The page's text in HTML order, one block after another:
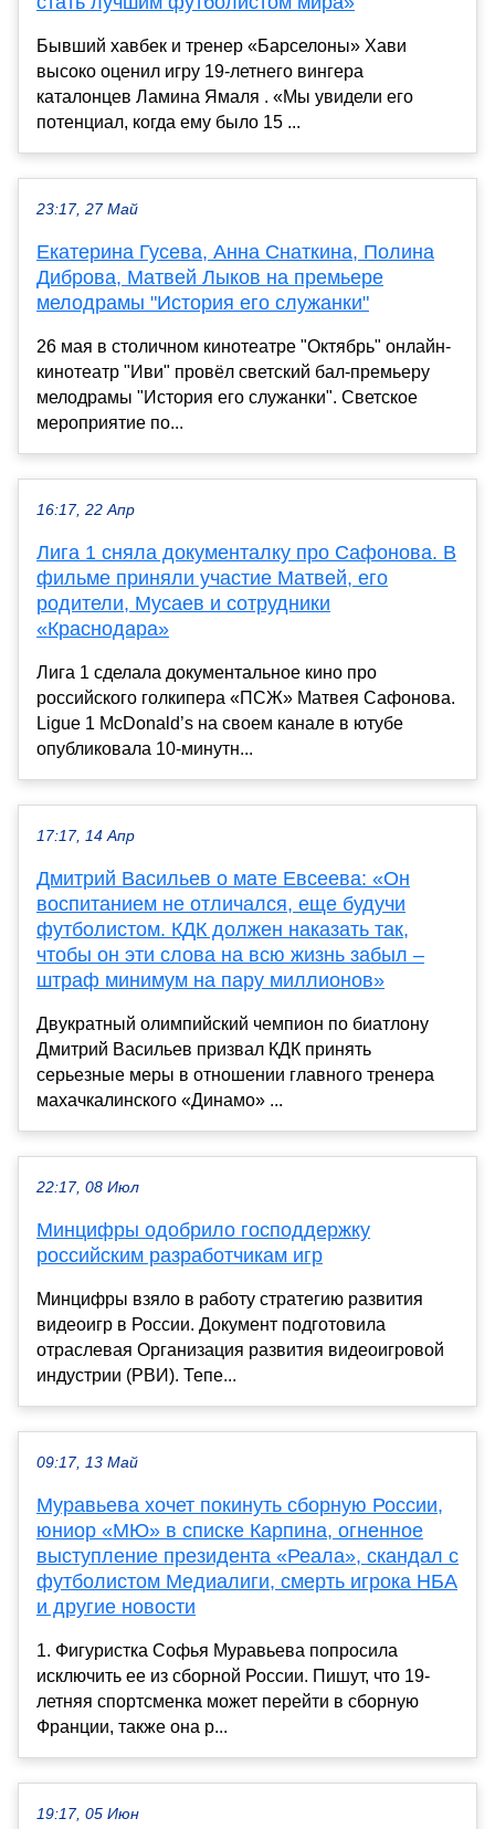
Бывший хавбек и тренер «Барселоны» Хави
высоко оценил игру 19-летнего вингера
каталонцев Ламина Ямаля . «Мы увидели его
потенциал, когда ему было 15 ...
23:17, 27 Май
Екатерина Гусева, Анна Снаткина, Полина
Диброва, Матвей Лыков на премьере
мелодрамы "История его служанки"
26 мая в столичном кинотеатре "Октябрь" онлайн-
кинотеатр "Иви" провёл светский бал-премьеру
мелодрамы "История его служанки". Светское
мероприятие по...
16:17, 22 Апр
Лига 1 сняла документалку про Сафонова. В
фильме приняли участие Матвей, его
родители, Мусаев и сотрудники
«Краснодара»
Лига 1 сделала документальное кино про
российского голкипера «ПСЖ» Матвея Сафонова.
Ligue 1 McDonald’s на своем канале в ютубе
опубликовала 10-минутн...
17:17, 14 Апр
Дмитрий Васильев о мате Евсеева: «Он
воспитанием не отличался, еще будучи
футболистом. КДК должен наказать так,
чтобы он эти слова на всю жизнь забыл –
штраф минимум на пару миллионов»
Двукратный олимпийский чемпион по биатлону
Дмитрий Васильев призвал КДК принять
серьезные меры в отношении главного тренера
махачкалинского «Динамо» ...
22:17, 08 Июл
Минцифры одобрило господдержку
российским разработчикам игр
Минцифры взяло в работу стратегию развития
видеоигр в России. Документ подготовила
отраслевая Организация развития видеоигровой
индустрии (РВИ). Тепе...
09:17, 13 Май
Муравьева хочет покинуть сборную России,
юниор «МЮ» в списке Карпина, огненное
выступление президента «Реала», скандал с
футболистом Медиалиги, смерть игрока НБА
и другие новости
1. Фигуристка Софья Муравьева попросила
исключить ее из сборной России. Пишут, что 19-
летняя спортсменка может перейти в сборную
Франции, также она р...
19:17, 05 Июн